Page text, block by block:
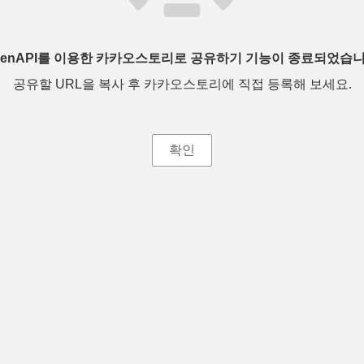
를 이용한 카카오스토리로 공유하기 기능이 종료되었습
공유할 URL을 복사 후 카카오스토리에 직접 등록해 보세요.
확인